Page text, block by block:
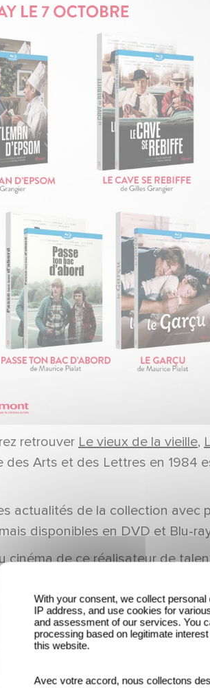
retrouver Le vieux de la vieille,
Arts et des Lettres en 1984
actualités de la collection avec
disponibles en DVD et Blu-
cinéma de ce réalisateur de
Long-métrage
et ne voulut rien céder
la sortie prochaine d’un
21 films.
With your consent, we collect
IP address, and use cookies for
and assessment of our services. You
processing based on legitimate
this website.
Avec votre accord, nous collectons